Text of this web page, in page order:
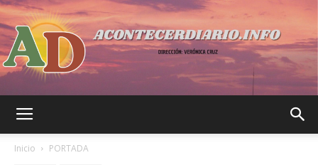
Inicio PORTADA